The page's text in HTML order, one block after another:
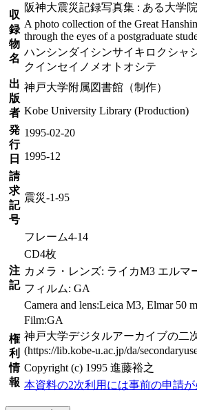
収
録
物
名
阪神大震災記録写真集 : ある大学
A photo collection of the Great
through the eyes of a postgraduate
ハンシンダイシンサイキロクシャ
クインセイノメオトオシテ
出
版
者
神戸大学附属図書館（制作）
Kobe University Library (Production)
発
行
日
1995-02-20
1995-12
請
求
記
号
震災-1-95
注
記
フレーム4-14
CD4枚
カメラ・レンズ: ライカM3 エルマ
フィルム: GA
Camera and lens:Leica M3, Elmar 50
Film:GA
権
利
情
報
神戸大学デジタルアーカイブの二
(https://lib.kobe-u.ac.jp/da/
Copyright (c) 1995 進藤裕之
本資料の2次利用には事前の申請